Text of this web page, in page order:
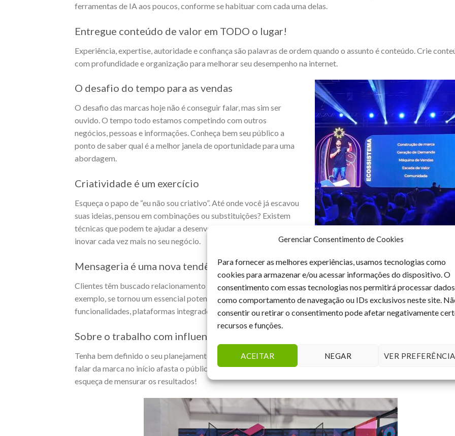
Gerenciar Consentimento de Cookies
Para fornecer as melhores experiências, usamos tecnologias como
cookies para armazenar e/ou acessar informações do dispositivo. O
consentimento com essas tecnologias nos permitirá processar dados
como comportamento de navegação ou IDs exclusivos neste site.
consentir ou retirar o consentimento pode afetar negativamente
recursos e funções.
ACEITAR NEGAR VER
ferramentas de IA aos poucos, conforme se habituar com cada uma delas.
Entregue conteúdo de valor em TODO o lugar!
Experiência, expertise, autoridade e confiança são palavras de ordem quando o assunto é conteúdo. Crie
com profundidade e organização para melhorar seu desempenho na internet.
O desafio do tempo para as vendas
O desafio das marcas hoje não é conseguir falar, mas sim ser
ouvido. O tempo todo estamos competindo com outros
negócios, pessoas e informações. Conheça bem seu público a
ponto de saber qual é a melhor janela de oportunidade para uma
abordagem.
Criatividade é um exercício
Esqueça o papo de “eu não sou criativo”. Até onde você já escavou
suas ideias, pensou em combinações ou substituições? Existem
técnicas que podem te ajudar a desenvolver a criatividade e
inovar cada vez mais no seu negócio.
Mensageria é uma nova tendência
Clientes têm buscado relacionamento e a comunicação em via de mão única não cabe mais. O WhtasApp, por
exemplo, se tornou um essencial potencializador de negócios para pequenas e médias empresas. Conheça as
funcionalidades, plataformas integradoras e automatize processos de comunicação.
Sobre o trabalho com influenciadores
Tenha bem definido o seu planejamento e o objetivo para a parceria. Respeite a linguagem do criador, entenda
falar da marca no início afasta o público e pratique a criatividade para resultados extraordinários. Por fim, não
esqueça de mensurar os resultados!